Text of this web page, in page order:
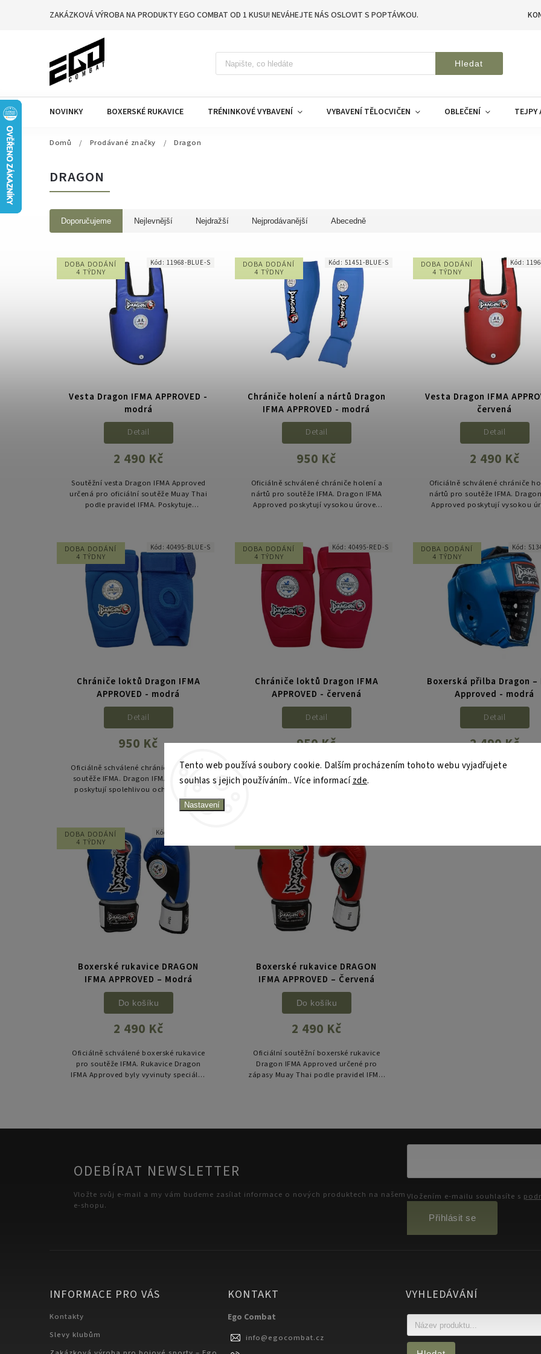
Tento web používá soubory cookie. Dalším procházením tohoto webu vyjadřujete
souhlas s jejich používáním.. Více informacízde.
Nastavení
ZAKÁZKOVÁ VÝROBA NA PRODUKTY EGO COMBAT OD 1 KUSU! NEVÁHEJTE NÁS OSLOVIT S POPTÁVKOU.
Hledat
NOVINKY BOXERSKÉ RUKAVICE TRÉNINKOVÉ VYBAVENÍ VYBAVENÍ TĚLOCVIČEN OBLEČENÍ TEJPY
Domů / Prodávané značky / Dragon
DRAGON
Doporučujeme Nejlevnější Nejdražší Nejprodávanější Abecedně
DOBA DODÁNÍ
4 TÝDNY
Vesta Dragon IFMA APPROVED -
modrá
2 490 Kč
Detail
Soutěžní vesta Dragon IFMA Approved
určená pro oficiální soutěže Muay Thai
podle pravidel IFMA. Poskytuje
Kód:11968-BLUE-S DOBA DODÁNÍ
4 TÝDNY
Chrániče holení a nártů Dragon
IFMA APPROVED - modrá
950 Kč
Detail
Oficiálně schválené chrániče holení a
nártů pro soutěže IFMA. Dragon IFMA
Approved poskytují vysokou úroveň
Kód:51451-BLUE-S DOBA DODÁNÍ
4 TÝDNY
Vesta Dragon IFMA
červená
2 490 Kč
Detail
Oficiálně schválené chrániče
nártů pro soutěže IFMA.
Approved poskytují vysokou
Kód:
DOBA DODÁNÍ
4 TÝDNY
Chrániče loktů Dragon IFMA
APPROVED - modrá
950 Kč
Detail
Oficiálně schválené chrániče loktů pro
soutěže IFMA. Dragon IFMA Approved
poskytují spolehlivou ochranu loktů
během tréninku i zápasů v Muaythai.
Anatomický střih, pružný...
Kód:40495-BLUE-S DOBA DODÁNÍ
4 TÝDNY
Chrániče loktů Dragon IFMA
APPROVED - červená
950 Kč
Detail
Oficiálně schválené chrániče loktů pro
soutěže IFMA. Dragon IFMA Approved
Kód:40495-RED-S DOBA DODÁNÍ
4 TÝDNY
Boxerská přilba Dragon –
Approved - modrá
2 490 Kč
Detail
Oficiálně schválená boxerská
Approved poskytuje vysokou
Kód:
DOBA DODÁNÍ
4 TÝDNY
Boxerské rukavice DRAGON
IFMA APPROVED – Modrá
2 490 Kč
Do košíku
Oficiálně schválené boxerské rukavice
pro soutěže IFMA. Rukavice Dragon
IFMA Approved byly vyvinuty speciálně
Kód:
Boxerské rukavice DRAGON
IFMA APPROVED – Červená
2 490 Kč
Do košíku
Oficiální soutěžní boxerské rukavice
Dragon IFMA Approved určené pro
zápasy Muay Thai podle pravidel IFMA.
ODEBÍRAT NEWSLETTER
Vložte svůj e-mail a my vám budeme zasílat informace o nových produktech na našem
e-shopu.
Vložením e-mailu souhlasíte s
Přihlásit se
INFORMACE PRO VÁS
Kontakty
Slevy klubům
KONTAKT
Ego Combat
info@egocombat.cz
VYHLEDÁVÁNÍ